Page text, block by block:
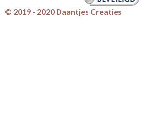
© 2019 - 2020 Daantjes Creaties